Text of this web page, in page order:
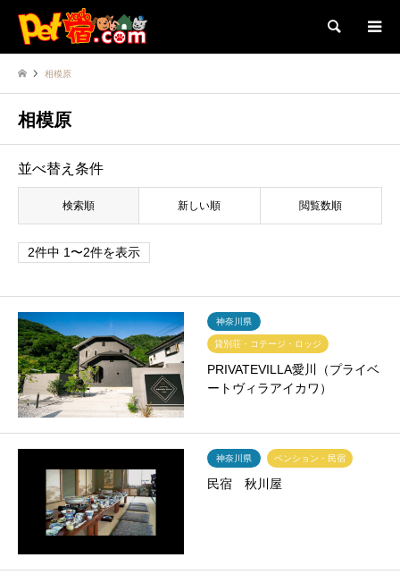
検索
相模原
相模原
並べ替え条件
検索順 新しい順 閲覧数順
2件中 1〜2件を表示
神奈川県
貸別荘・コテージ・ロッジ
PRIVATEVILLA愛川（プライベ
ートヴィラアイカワ）
神奈川県 ペンション・民宿
民宿 秋川屋